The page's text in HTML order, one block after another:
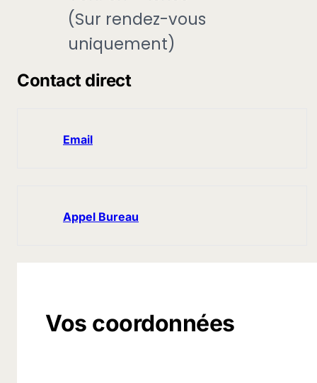
(Sur rendez-vous
uniquement)
Contact direct
Email
Appel Bureau
Vos coordonnées